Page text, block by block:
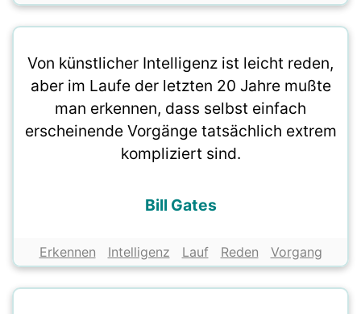
Von künstlicher Intelligenz ist leicht reden,
aber im Laufe der letzten 20 Jahre mußte
man erkennen, dass selbst einfach
erscheinende Vorgänge tatsächlich extrem
kompliziert sind.
Bill Gates
Erkennen Intelligenz Lauf Reden Vorgang